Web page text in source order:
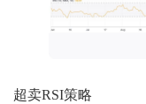
超卖RSI策略